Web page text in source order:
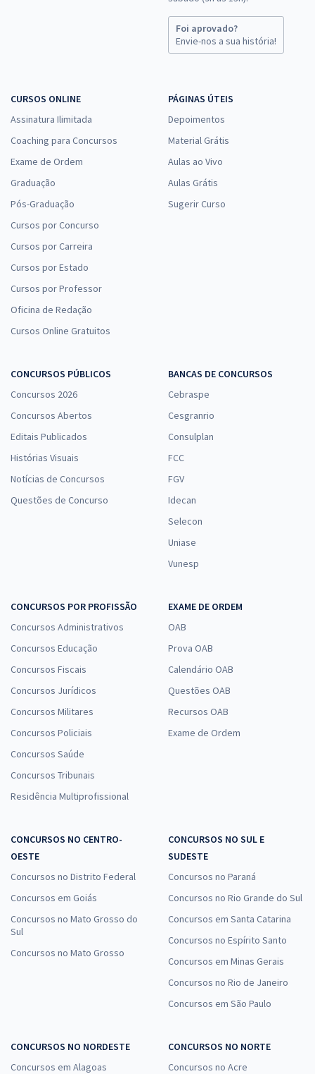
Foi aprovado?
Envie-nos a sua história!
CURSOS ONLINE
Assinatura Ilimitada
Coaching para Concursos
Exame de Ordem
Graduação
Pós-Graduação
Cursos por Concurso
Cursos por Carreira
Cursos por Estado
Cursos por Professor
Oficina de Redação
Cursos Online Gratuitos
PÁGINAS ÚTEIS
Depoimentos
Material Grátis
Aulas ao Vivo
Aulas Grátis
Sugerir Curso
CONCURSOS PÚBLICOS
Concursos 2026
Concursos Abertos
Editais Publicados
Histórias Visuais
Notícias de Concursos
Questões de Concurso
BANCAS DE CONCURSOS
Cebraspe
Cesgranrio
Consulplan
FCC
FGV
Idecan
Selecon
Uniase
Vunesp
CONCURSOS POR PROFISSÃO
Concursos Administrativos
Concursos Educação
Concursos Fiscais
Concursos Jurídicos
Concursos Militares
Concursos Policiais
Concursos Saúde
Concursos Tribunais
Residência Multiprofissional
EXAME DE ORDEM
OAB
Prova OAB
Calendário OAB
Questões OAB
Recursos OAB
Exame de Ordem
CONCURSOS NO CENTRO-
OESTE
Concursos no Distrito Federal
Concursos em Goiás
Concursos no Mato Grosso do
Sul
Concursos no Mato Grosso
CONCURSOS NO SUL E
SUDESTE
Concursos no Paraná
Concursos no Rio Grande do Sul
Concursos em Santa Catarina
Concursos no Espírito Santo
Concursos em Minas Gerais
Concursos no Rio de Janeiro
Concursos em São Paulo
CONCURSOS NO NORDESTE
Concursos em Alagoas
CONCURSOS NO NORTE
Concursos no Acre